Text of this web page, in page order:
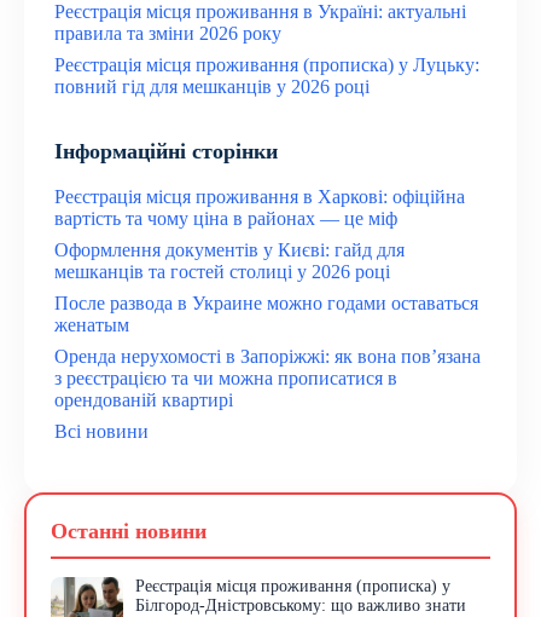
Реєстрація місця проживання в Україні: актуальні
правила та зміни 2026 року
Реєстрація місця проживання (прописка) у Луцьку:
повний гід для мешканців у 2026 році
Інформаційні сторінки
Реєстрація місця проживання в Харкові: офіційна
вартість та чому ціна в районах — це міф
Оформлення документів у Києві: гайд для
мешканців та гостей столиці у 2026 році
После развода в Украине можно годами оставаться
женатым
Оренда нерухомості в Запоріжжі: як вона пов’язана
з реєстрацією та чи можна прописатися в
орендованій квартирі
Всі новини
Останні новини
Реєстрація місця проживання (прописка) у
Білгород-Дністровському: що важливо знати